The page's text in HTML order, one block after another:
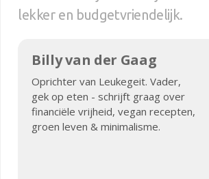
lekker en budgetvriendelijk.
Billy van der Gaag
Oprichter van Leukegeit. Vader,
gek op eten - schrijft graag over
financiële vrijheid, vegan recepten,
groen leven & minimalisme.